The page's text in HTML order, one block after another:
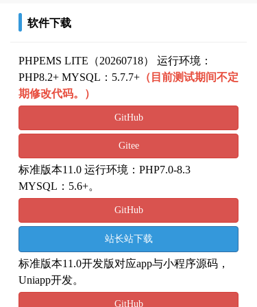
软件下载
PHPEMS LITE（20260718） 运行环境：
PHP8.2+ MYSQL：5.7.7+ （目前测试期间不定
期修改代码。）
GitHub
Gitee
标准版本11.0 运行环境：PHP7.0-8.3
MYSQL：5.6+。
GitHub
站长站下载
标准版本11.0开发版对应app与小程序源码，
Uniapp开发。
GitHub